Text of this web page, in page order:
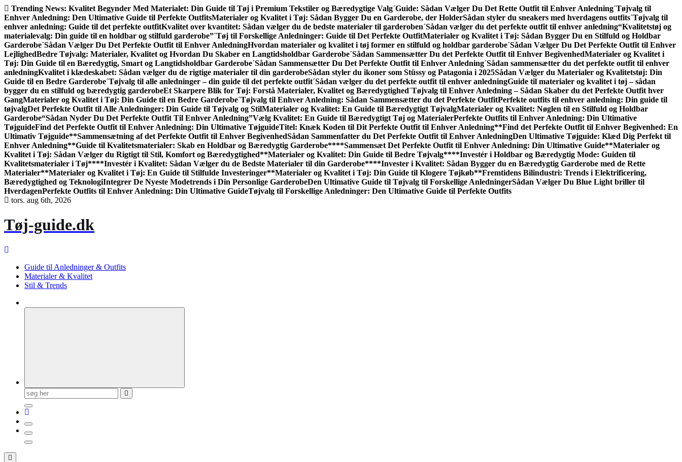
Gå
til
indhold
Trending News: Kvalitet Begynder Med Materialet: Din Guide til Tøj i Premium Tekstiler og Bæredygtige Valg´Guide: Sådan Vælger Du Det Rette Outfit til Enhver Anledning´Tøjvalg til
Enhver Anledning: Den Ultimative Guide til Perfekte OutfitsMaterialer og Kvalitet i Tøj: Sådan Bygger Du en Garderobe, der HolderSådan styler du sneakers med hverdagens outfits´Tøjvalg til
enhver anledning: Guide til det perfekte outfitKvalitet over kvantitet: Sådan vælger du de bedste materialer til garderoben´Sådan vælger du det perfekte outfit til enhver anledning“Kvalitetstøj og
materialevalg: Din guide til en holdbar og stilfuld garderobe”´Tøj til Forskellige Anledninger: Guide til Det Perfekte OutfitMaterialer og Kvalitet i Tøj: Sådan Bygger Du en Stilfuld og Holdbar
Garderobe´Sådan Vælger Du Det Perfekte Outfit til Enhver AnledningHvordan materialer og kvalitet i tøj former en stilfuld og holdbar garderobe´Sådan Vælger Du Det Perfekte Outfit til Enhver
LejlighedBedre Tøjvalg: Materialer, Kvalitet og Hvordan Du Skaber en Langtidsholdbar Garderobe´Sådan Sammensætter Du det Perfekte Outfit til Enhver BegivenhedMaterialer og Kvalitet i
Tøj: Din Guide til en Bæredygtig, Smart og Langtidsholdbar Garderobe´Sådan Sammensætter Du Det Perfekte Outfit til Enhver Anledning´Sådan sammensætter du det perfekte outfit til enhver
anledningKvalitet i klædeskabet: Sådan vælger du de rigtige materialer til din garderobeSådan styler du ikoner som Stüssy og Patagonia i 2025Sådan Vælger du Materialer og Kvalitetstøj: Din
Guide til en Bedre Garderobe´Tøjvalg til alle anledninger – din guide til det perfekte outfit´Sådan vælger du det perfekte outfit til enhver anledningGuide til materialer og kvalitet i tøj – sådan
bygger du en stilfuld og bæredygtig garderobeEt Skarpere Blik for Tøj: Forstå Materialer, Kvalitet og Bæredygtighed´Tøjvalg til Enhver Anledning – Sådan Skaber du det Perfekte Outfit hver
GangMaterialer og Kvalitet i Tøj: Din Guide til en Bedre Garderobe´Tøjvalg til Enhver Anledning: Sådan Sammen­sætter du det Perfekte OutfitPerfekte outfits til enhver anledning: Din guide til
tøjvalgDet Perfekte Outfit til Alle Anledninger: Din Guide til Tøjvalg og StilMaterialer og Kvalitet: En Guide til Bæredygtigt TøjvalgMaterialer og Kvalitet: Nøglen til en Stilfuld og Holdbar
Garderobe“Sådan Nyder Du Det Perfekte Outfit Til Enhver Anledning”Vælg Kvalitet: En Guide til Bæredygtigt Tøj og MaterialerPerfekte Outfits til Enhver Anledning: Din Ultimative
TøjguideFind det Perfekte Outfit til Enhver Anledning: Din Ultimative TøjguideTitel: Knæk Koden til Dit Perfekte Outfit til Enhver Anledning**Find det Perfekte Outfit til Enhver Begivenhed: En
Ultimativ Tøjguide**Sammensætning af det Perfekte Outfit til Enhver BegivenhedSådan Sammenfatter du Det Perfekte Outfit til Enhver AnledningDen Ultimative Tøjguide: Klæd Dig Perfekt til
Enhver Anledning**Guide til Kvalitetsmaterialer: Skab en Holdbar og Bæredygtig Garderobe****Sammensæt Det Perfekte Outfit til Enhver Anledning: Din Ultimative Guide**Materialer og
Kvalitet i Tøj: Sådan Vælger du Rigtigt til Stil, Komfort og Bæredygtighed**Materialer og Kvalitet: Din Guide til Bedre Tøjvalg****Investér i Holdbar og Bæredygtig Mode: Guiden til
Kvalitetsmaterialer i Tøj****Investér i Kvalitet: Sådan Vælger du de Bedste Materialer til din Garderobe****Invester i Kvalitet: Sådan Bygger du en Bæredygtig Garderobe med de Rette
Materialer**Materialer og Kvalitet i Tøj: En Guide til Stilfulde Investeringer**Materialer og Kvalitet i Tøj: Din Guide til Klogere Tøjkøb**Fremtidens Bilindustri: Trends i Elektrificering,
Bæredygtighed og TeknologiIntegrer De Nyeste Modetrends i Din Personlige GarderobeDen Ultimative Guide til Tøjvalg til Forskellige AnledningerSådan Vælger Du Blue Light briller til
HverdagenPerfekte Outfits til Enhver Anledning: Din Ultimative GuideTøjvalg til Forskellige Anledninger: Den Ultimative Guide til Perfekte Outfits
tors. aug 6th, 2026
Tøj-guide.dk
Guide til Anledninger & Outfits
Materialer & Kvalitet
Stil & Trends
Søg
efter: